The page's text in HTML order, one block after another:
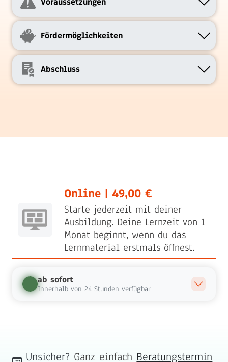
Fördermöglichkeiten
Abschluss
Online | 49,00 €
Starte jederzeit mit deiner
Ausbildung. Deine Lernzeit von 1
Monat beginnt, wenn du das
Lernmaterial erstmals öffnest.
ab sofort
Innerhalb von 24 Stunden verfügbar
Unsicher? Ganz einfach Beratungstermin